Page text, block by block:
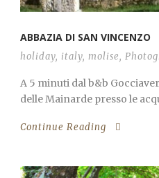
ABBAZIA DI SAN VINCENZO
holiday, italy, molise,
A 5 minuti dal b&b
delle Mainarde presso le
Continue Reading